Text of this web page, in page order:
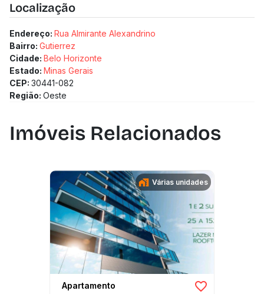
Localização
Endereço: Rua Almirante Alexandrino
Bairro: Gutierrez
Cidade: Belo Horizonte
Estado: Minas Gerais
CEP: 30441-082
Região: Oeste
Imóveis Relacionados
Várias unidades
Apartamento